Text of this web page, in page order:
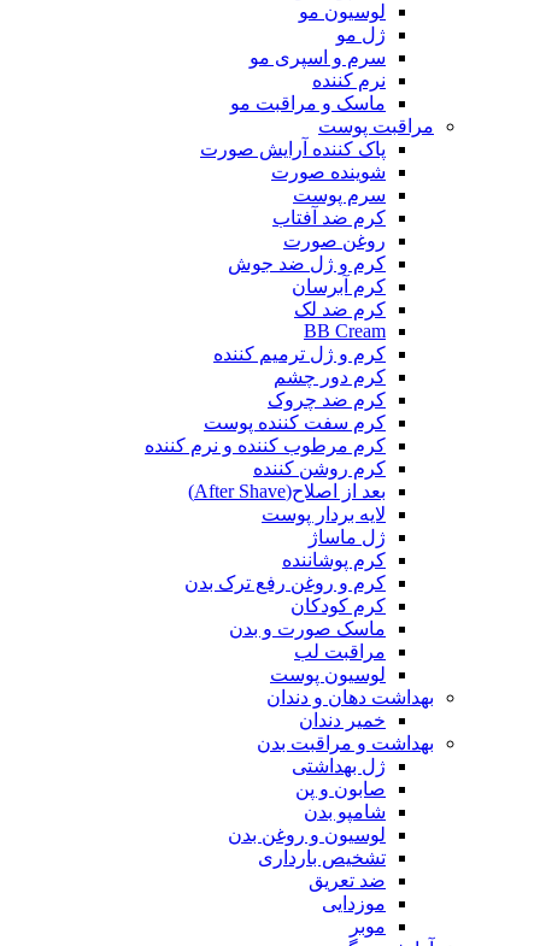
لوسیون مو
ژل مو
سرم و اسپری مو
نرم کننده
ماسک و مراقبت مو
مراقبت پوست
پاک کننده آرایش صورت
شوینده صورت
سرم پوست
کرم ضد آفتاب
روغن صورت
کرم و ژل ضد جوش
کرم آبرسان
کرم ضد لک
BB Cream
کرم و ژل ترمیم کننده
کرم دور چشم
کرم ضد چروک
کرم سفت کننده پوست
کرم مرطوب کننده و نرم کننده
کرم روشن کننده
بعد از اصلاح(After Shave)
لایه بردار پوست
ژل ماساژ
کرم پوشاننده
کرم و روغن رفع ترک بدن
کرم کودکان
ماسک صورت و بدن
مراقبت لب
لوسیون پوست
بهداشت دهان و دندان
خمیر دندان
بهداشت و مراقبت بدن
ژل بهداشتی
صابون و پن
شامپو بدن
لوسیون و روغن بدن
تشخیص بارداری
ضد تعریق
موزدایی
موبر